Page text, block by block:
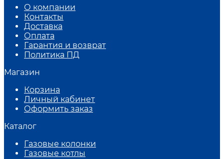
О компании
Контакты
Доставка
Оплата
Гарантия и возврат
Политика ПД
Магазин
Корзина
Личный кабинет
Оформить заказ
Каталог
Газовые колонки
Газовые котлы